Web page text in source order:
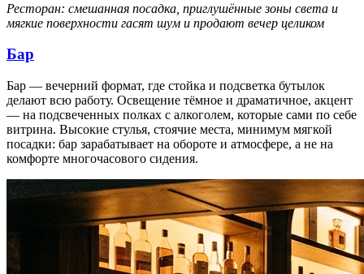
Ресторан: смешанная посадка, приглушённые зоны света и
мягкие поверхности гасят шум и продают вечер целиком
Бар
Бар — вечерний формат, где стойка и подсветка бутылок
делают всю работу. Освещение тёмное и драматичное, акцент
— на подсвеченных полках с алкоголем, которые сами по себе
витрина. Высокие стулья, стоячие места, минимум мягкой
посадки: бар зарабатывает на обороте и атмосфере, а не на
комфорте многочасового сидения.